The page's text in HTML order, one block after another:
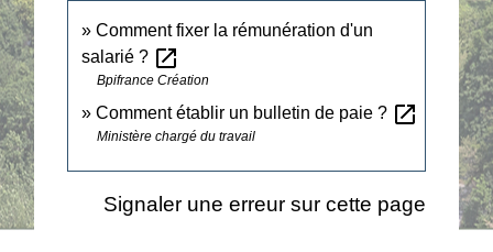
Comment fixer la rémunération d'un
salarié ? open_in_new
Bpifrance Création
Comment établir un bulletin de paie ? open_in_new
Ministère chargé du travail
Signaler une erreur sur cette page